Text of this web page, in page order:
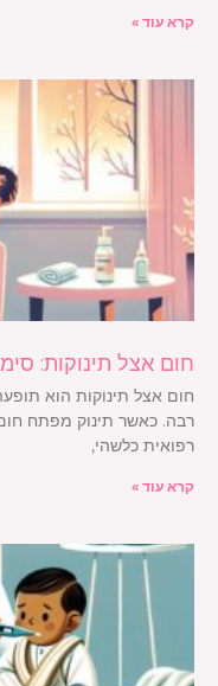
קרא עוד »
חום אצל תינוקות:
חום אצל תינוקות הוא
רבה. כאשר תינוק מפתח
רפואית כלשהי,
קרא עוד »